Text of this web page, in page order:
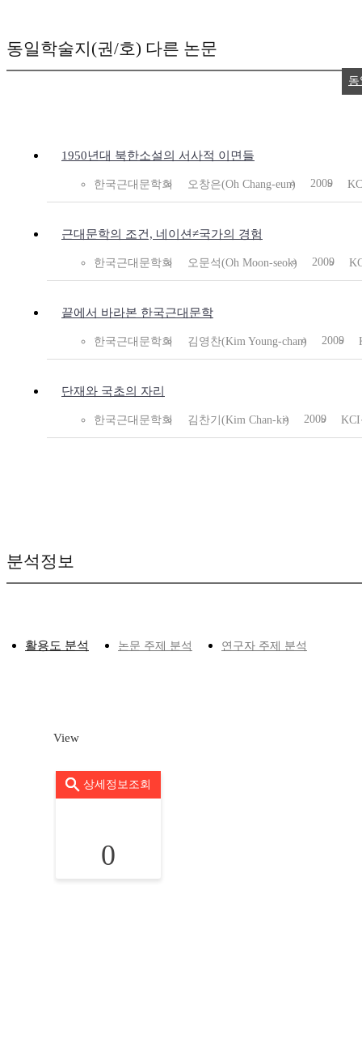
동일학술지(권/호) 다른 논문
1950년대 북한소설의 서사적 이면들
한국근대문학회 오창은(Oh Chang-eun) 2009
근대문학의 조건, 네이션≠국가의 경험
한국근대문학회 오문석(Oh Moon-seok) 2009
끝에서 바라본 한국근대문학
한국근대문학회 김영찬(Kim Young-chan) 2009
단재와 국초의 자리
한국근대문학회 김찬기(Kim Chan-ki) 2009
분석정보
활용도 분석 논문 주제 분석 연구자 주제 분석
View
상세정보조회
0